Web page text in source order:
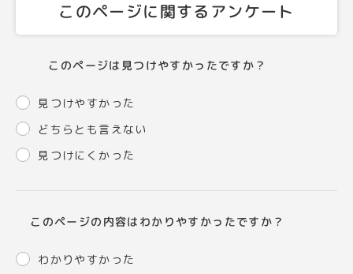
このページに関するアンケート
このページは見つけやすかったですか？
見つけやすかった
どちらとも言えない
見つけにくかった
このページの内容はわかりやすかったですか？
わかりやすかった